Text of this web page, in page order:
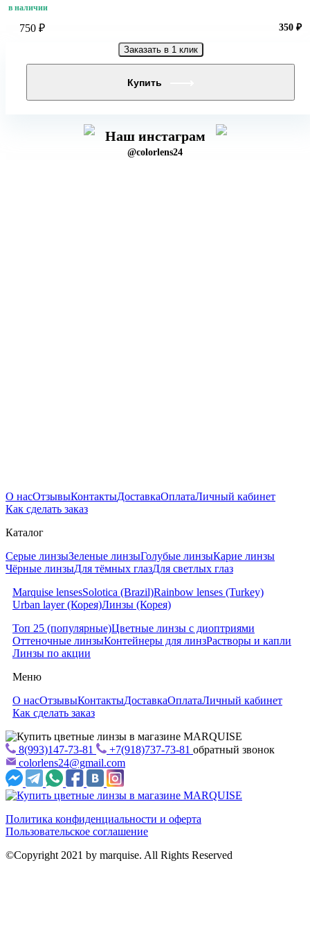
в наличии
750 ₽ 350 ₽
Заказать в 1 клик
Наш инстаграм
@colorlens24
О насОтзывыКонтактыДоставкаОплатаЛичный кабинет
Как сделать заказ
Каталог
Серые линзыЗеленые линзыГолубые линзыКарие линзы
Чёрные линзыДля тёмных глазДля светлых глаз
Marquise lensesSolotica (Brazil)Rainbow lenses (Turkey)
Urban layer (Корея)Линзы (Корея)
Топ 25 (популярные)Цветные линзы с диоптриями
Оттеночные линзыКонтейнеры для линзРастворы и капли
Линзы по акции
Меню
О насОтзывыКонтактыДоставкаОплатаЛичный кабинет
Как сделать заказ
8(993)147-73-81 +7(918)737-73-81 обратный звонок
colorlens24@gmail.com
Политика конфиденциальности и оферта
Пользовательское соглашение
©Copyright 2021 by marquise. All Rights Reserved